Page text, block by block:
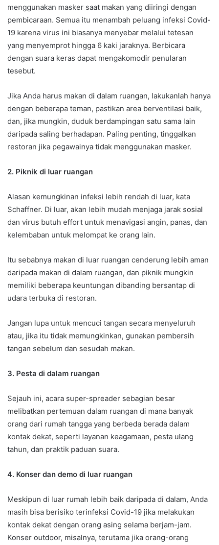
menggunakan masker saat makan yang diiringi dengan
pembicaraan. Semua itu menambah peluang infeksi Covid-
19 karena virus ini biasanya menyebar melalui tetesan
yang menyemprot hingga 6 kaki jaraknya. Berbicara
dengan suara keras dapat mengakomodir penularan
tesebut.
Jika Anda harus makan di dalam ruangan, lakukanlah hanya
dengan beberapa teman, pastikan area berventilasi baik,
dan, jika mungkin, duduk berdampingan satu sama lain
daripada saling berhadapan. Paling penting, tinggalkan
restoran jika pegawainya tidak menggunakan masker.
2. Piknik di luar ruangan
Alasan kemungkinan infeksi lebih rendah di luar, kata
Schaffner. Di luar, akan lebih mudah menjaga jarak sosial
dan virus butuh effort untuk menavigasi angin, panas, dan
kelembaban untuk melompat ke orang lain.
Itu sebabnya makan di luar ruangan cenderung lebih aman
daripada makan di dalam ruangan, dan piknik mungkin
memiliki beberapa keuntungan dibanding bersantap di
udara terbuka di restoran.
Jangan lupa untuk mencuci tangan secara menyeluruh
atau, jika itu tidak memungkinkan, gunakan pembersih
tangan sebelum dan sesudah makan.
3. Pesta di dalam ruangan
Sejauh ini, acara super-spreader sebagian besar
melibatkan pertemuan dalam ruangan di mana banyak
orang dari rumah tangga yang berbeda berada dalam
kontak dekat, seperti layanan keagamaan, pesta ulang
tahun, dan praktik paduan suara.
4. Konser dan demo di luar ruangan
Meskipun di luar rumah lebih baik daripada di dalam, Anda
masih bisa berisiko terinfeksi Covid-19 jika melakukan
kontak dekat dengan orang asing selama berjam-jam.
Konser outdoor, misalnya, terutama jika orang-orang